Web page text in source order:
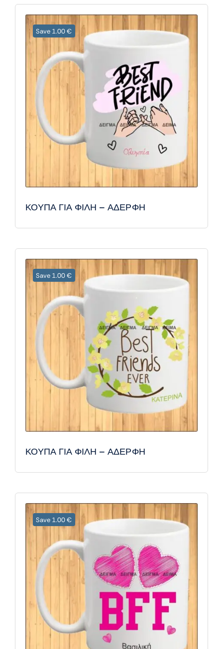
Save 1.00 €
ΚΟΥΠΑ ΓΙΑ ΦΙΛΗ – ΑΔΕΡΦΗ
Save 1.00 €
ΚΟΥΠΑ ΓΙΑ ΦΙΛΗ – ΑΔΕΡΦΗ
Save 1.00 €